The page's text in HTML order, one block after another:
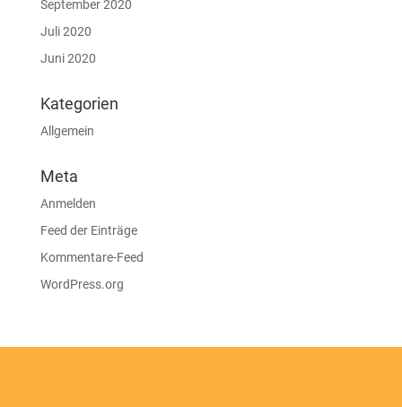
September 2020
Juli 2020
Juni 2020
Kategorien
Allgemein
Meta
Anmelden
Feed der Einträge
Kommentare-Feed
WordPress.org